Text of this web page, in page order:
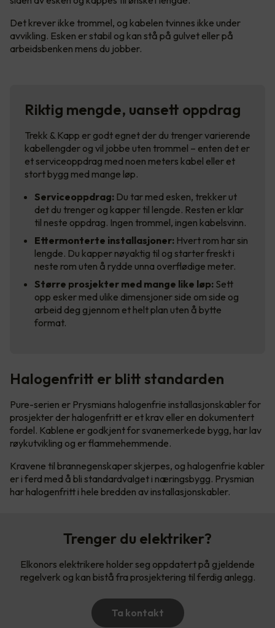
Det krever ikke trommel, og kabelen tvinnes ikke under
avvikling. Esken er stabil og kan stå på gulvet eller på
arbeidsbenken mens du jobber.
Riktig mengde, uansett oppdrag
Trekk & Kapp er godt egnet der du trenger varierende
kabellengder og vil jobbe uten trommel – enten det er
et serviceoppdrag med noen meters kabel eller et
stort bygg med mange løp.
Serviceoppdrag: Du tar med esken, trekker ut
det du trenger og kapper til lengde. Resten er klar
til neste oppdrag. Ingen trommel, ingen kabelsvinn.
Ettermonterte installasjoner: Hvert rom har sin
lengde. Du kapper nøyaktig til og starter freskt i
neste rom uten å rydde unna overflødige meter.
Større prosjekter med mange like løp: Sett
opp esker med ulike dimensjoner side om side og
arbeid deg gjennom et helt plan uten å bytte
format.
Halogenfritt er blitt standarden
Pure-serien er Prysmians halogenfrie installasjonskabler for
prosjekter der halogenfritt er et krav eller en dokumentert
fordel. Kablene er godkjent for svanemerkede bygg, har lav
røykutvikling og er flammehemmende.
Kravene til brannegenskaper skjerpes, og halogenfrie kabler
er i ferd med å bli standardvalget i næringsbygg. Prysmian
har halogenfritt i hele bredden av installasjonskabler.
Trenger du elektriker?
Elkonors elektrikere holder seg oppdatert på gjeldende
regelverk og kan bistå fra prosjektering til ferdig anlegg.
Ta kontakt